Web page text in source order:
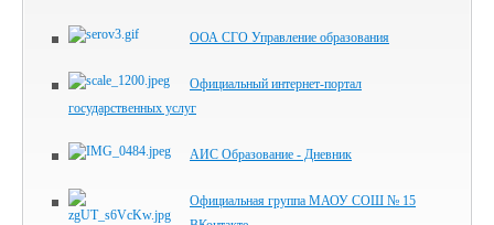
ООА СГО Управление образования
Официальный интернет-портал
государственных услуг
АИС Образование - Дневник
Официальная группа МАОУ СОШ № 15